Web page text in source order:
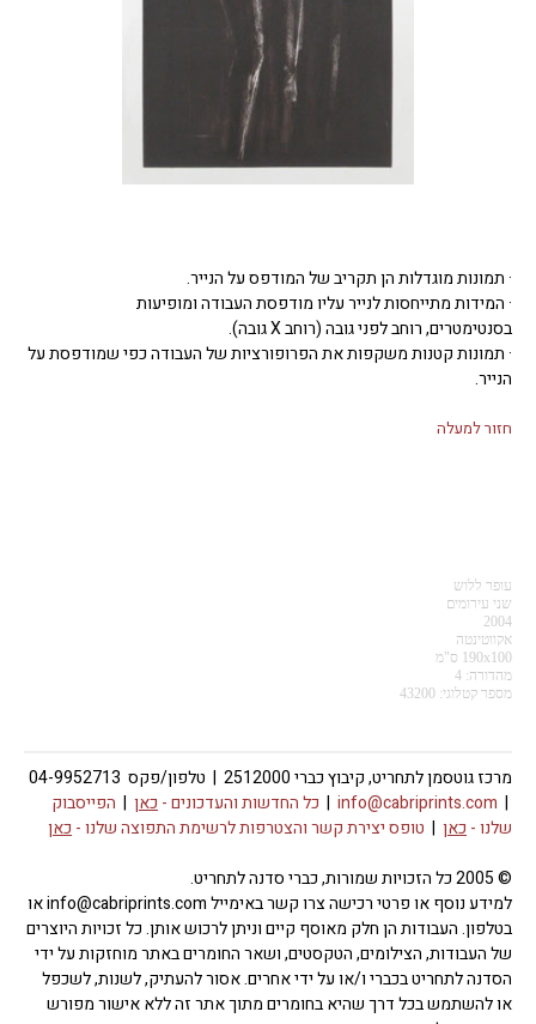
· תמונות מוגדלות הן תקריב של המודפס על הנייר.
· המידות מתייחסות לנייר עליו מודפסת העבודה ומופיעות
בסנטימטרים, רוחב לפני גובה (רוחב X גובה).
· תמונות קטנות משקפות את הפרופורציות של העבודה כפי שמודפסת על
הנייר.
חזור למעלה
עופר ללוש
שני עירומים
2004
אקווטינטה
190x100 ס"מ
מהדורה: 4
מספר קטלוגי: 43200
מרכז גוטסמן לתחריט, קיבוץ כברי 2512000 | טלפון/פקס 04-9952713
|
info@cabriprints.com
| כל החדשות והעדכונים -כאן | הפייסבוק
שלנו -כאן | טופס יצירת קשר והצטרפות לרשימת התפוצה שלנו -כאן
© 2005 כל הזכויות שמורות, כברי סדנה לתחריט.
למידע נוסף או פרטי רכישה צרו קשר באימייל info@cabriprints.com או
בטלפון. העבודות הן חלק מאוסף קיים וניתן לרכוש אותן. כל זכויות היוצרים
של העבודות, הצילומים, הטקסטים, ושאר החומרים באתר מוחזקות על ידי
הסדנה לתחריט בכברי ו/או על ידי אחרים. אסור להעתיק, לשנות, לשכפל
או להשתמש בכל דרך שהיא בחומרים מתוך אתר זה ללא אישור מפורש